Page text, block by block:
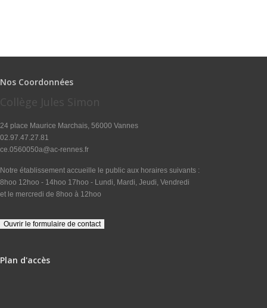
Nos Coordonnées
Collège Jules Simon
24 place Maurice Marchais, 56000 Vannes
02.97.47.27.81
ce.0560050a@ac-rennes.fr
Notre établissement accueille le public aux horaires suivants :
8hoo 12hoo - 14hoo 17hoo - Lundi, Mardi, Jeudi, Vendredi
et le mercredi de 8hoo à 12hoo
Plan d'accès